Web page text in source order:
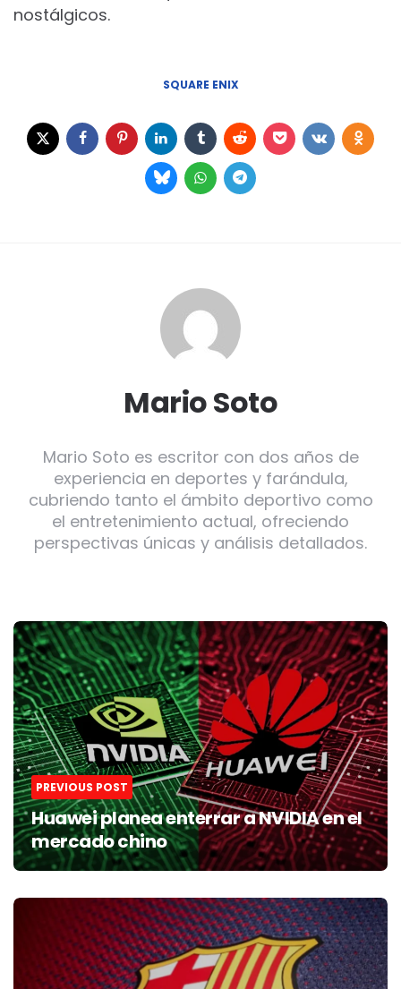
nostálgicos.
SQUARE ENIX
Mario Soto
Mario Soto es escritor con dos años de
experiencia en deportes y farándula,
cubriendo tanto el ámbito deportivo como
el entretenimiento actual, ofreciendo
perspectivas únicas y análisis detallados.
Post
navigation
PREVIOUS POST
Huawei planea enterrar a NVIDIA en el
mercado chino